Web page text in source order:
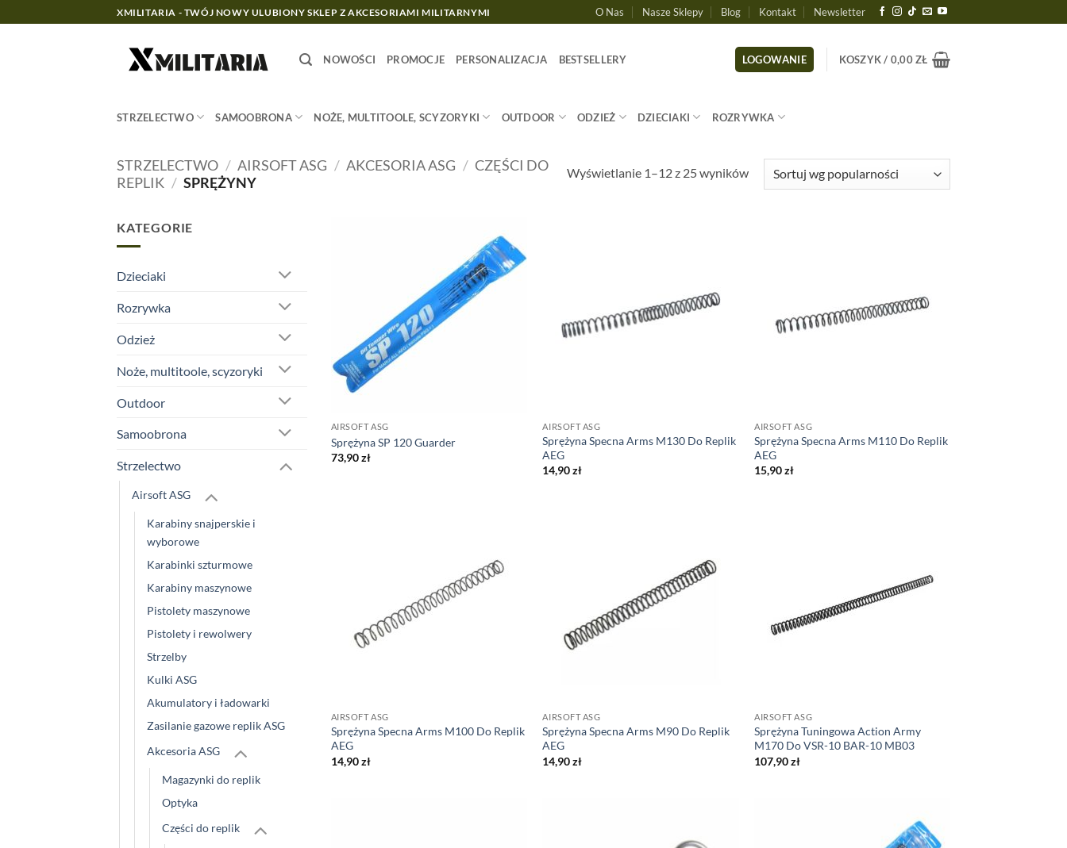
do
XMILITARIA - TWÓJ NOWY ULUBIONY SKLEP Z AKCESORIAMI MILITARNYMI O Nas Nasze Sklepy Blog Kontakt Newsletter
NOWOŚCI PROMOCJE PERSONALIZACJA BESTSELLERY LOGOWANIE KOSZYK / 0,00ZŁ
STRZELECTWO SAMOOBRONA NOŻE, MULTITOOLE, SCYZORYKI OUTDOOR ODZIEŻ DZIECIAKI ROZRYWKA
STRZELECTWO / AIRSOFT ASG / AKCESORIA ASG / CZĘŚCI DO
REPLIK / SPRĘŻYNY
Wyświetlanie 1–12 z 25 wynikówPosortowane
według
KATEGORIE
Dzieciaki
Rozrywka
Odzież
Noże, multitoole, scyzoryki
Outdoor
Samoobrona
Strzelectwo
Airsoft ASG
Karabiny snajperskie i
wyborowe
Karabinki szturmowe
Karabiny maszynowe
Pistolety maszynowe
Pistolety i rewolwery
Strzelby
Kulki ASG
Akumulatory i ładowarki
Zasilanie gazowe replik ASG
Akcesoria ASG
Magazynki do replik
Optyka
Części do replik
AIRSOFT ASG
Sprężyna SP 120 Guarder
73,90zł
AIRSOFT ASG
Sprężyna Specna Arms M130 Do Replik
AEG
14,90zł
AIRSOFT ASG
Sprężyna Specna Arms M110 Do Replik
AEG
15,90zł
AIRSOFT ASG
Sprężyna Specna Arms M100 Do Replik
AEG
14,90zł
AIRSOFT ASG
Sprężyna Specna Arms M90 Do Replik
AEG
14,90zł
AIRSOFT ASG
Sprężyna Tuningowa Action Army
M170 Do VSR-10 BAR-10 MB03
107,90zł